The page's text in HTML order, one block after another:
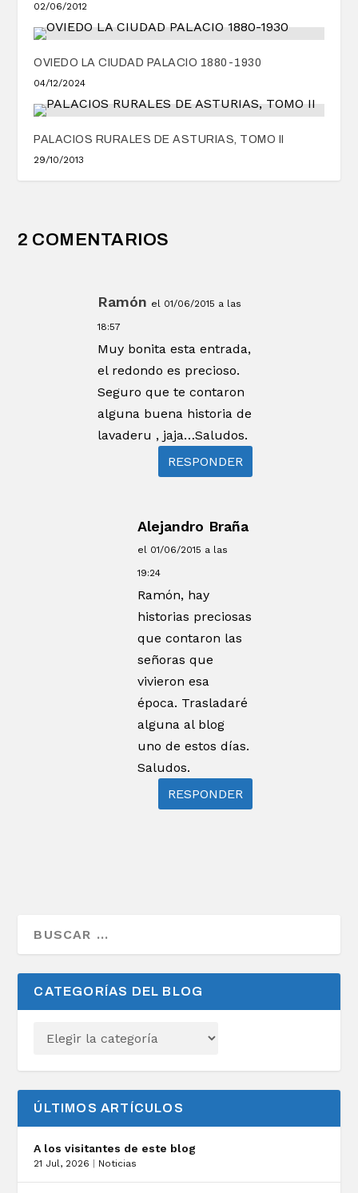
02/06/2012
OVIEDO LA CIUDAD PALACIO 1880-1930
04/12/2024
PALACIOS RURALES DE ASTURIAS, TOMO II
29/10/2013
2 COMENTARIOS
Ramón el 01/06/2015 a las
18:57
Muy bonita esta entrada,
el redondo es precioso.
Seguro que te contaron
alguna buena historia de
lavaderu , jaja…Saludos.
RESPONDER
Alejandro Braña
el 01/06/2015 a las
19:24
Ramón, hay
historias preciosas
que contaron las
señoras que
vivieron esa
época. Trasladaré
alguna al blog
uno de estos días.
Saludos.
RESPONDER
CATEGORÍAS DEL BLOG
ÚLTIMOS ARTÍCULOS
A los visitantes de este blog
21 Jul, 2026 Noticias